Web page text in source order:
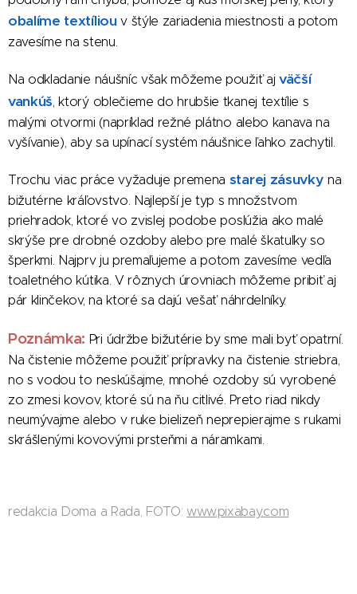
obalíme textíliouv štýle zariadenia miestnosti a potom
zavesíme na stenu.
Na odkladanie náušníc však môžeme použiť aj väčší
vankúš , ktorý oblečieme do hrubšie tkanej textílie s
malými otvormi (napríklad režné plátno alebo kanava na
vyšívanie), aby sa upínací systém náušnice ľahko zachytil.
Trochu viac práce vyžaduje premena starej zásuvky na
bižutérne kráľovstvo. Najlepší je typ s množstvom
priehradok, ktoré vo zvislej podobe poslúžia ako malé
skrýše pre drobné ozdoby alebo pre malé škatuľky so
šperkmi. Najprv ju premaľujeme a potom zavesíme vedľa
toaletného kútika. V rôznych úrovniach môžeme pribiť aj
pár klinčekov, na ktoré sa dajú vešať náhrdelníky.
Poznámka: Pri údržbe bižutérie by sme mali byť opatrní.
Na čistenie môžeme použiť prípravky na čistenie striebra,
no s vodou to neskúšajme, mnohé ozdoby sú vyrobené
zo zmesi kovov, ktoré sú na ňu citlivé. Preto riad nikdy
neumývajme alebo v ruke bielizeň neprepierajme s rukami
skrášlenými kovovými prsteňmi a náramkami.
redakcia Doma a Rada, FOTO:www.pixabay.com